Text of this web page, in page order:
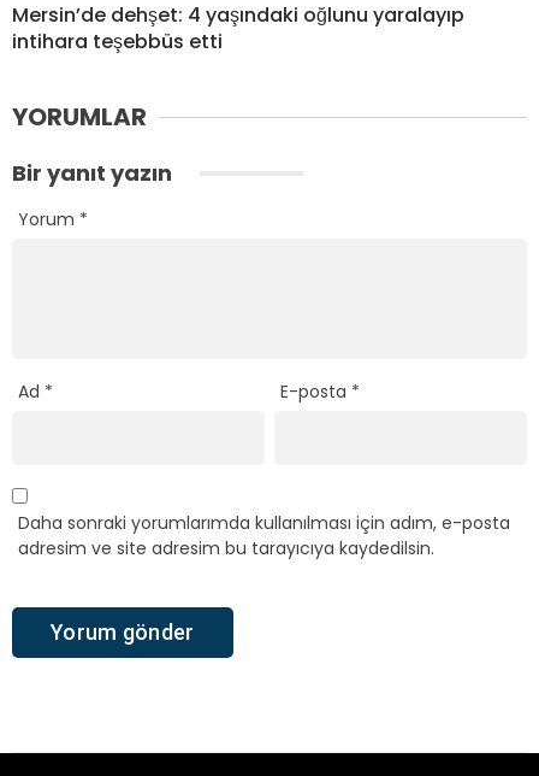
Mersin’de dehşet: 4 yaşındaki oğlunu yaralayıp
intihara teşebbüs etti
YORUMLAR
Bir yanıt yazın
Yorum *
Ad * E-posta *
Daha sonraki yorumlarımda kullanılması için adım, e-posta
adresim ve site adresim bu tarayıcıya kaydedilsin.